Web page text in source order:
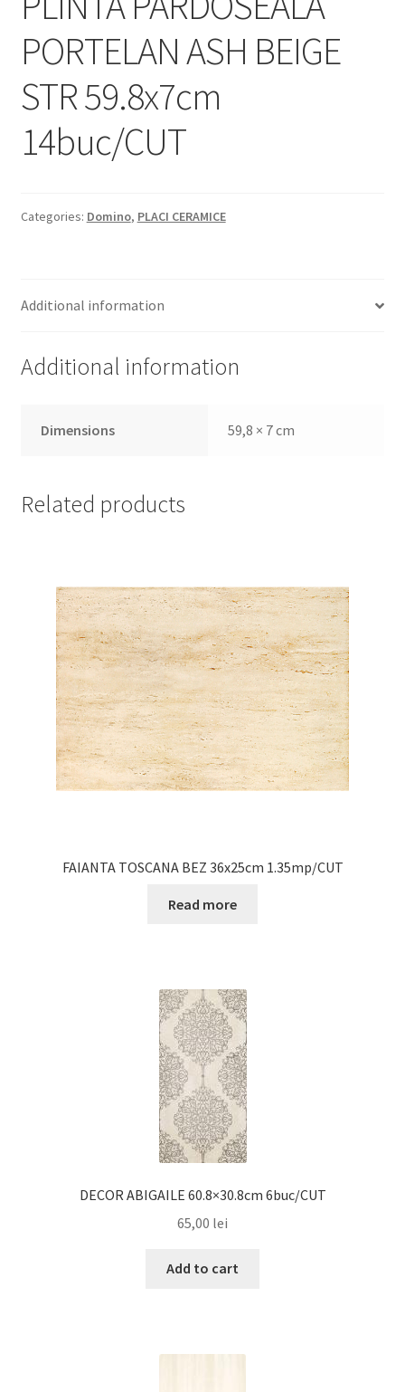
Magazin
Plată
PORTELAN ASH BEIGE
STR 59.8x7cm
14buc/CUT
Categories: Domino, PLACI CERAMICE
Additional information
Additional information
Dimensions 59,8 × 7 cm
Related products
FAIANTA TOSCANA BEZ 36x25cm 1.35mp/CUT
Read more
DECOR ABIGAILE 60.8×30.8cm 6buc/CUT
65,00 lei
Add to cart